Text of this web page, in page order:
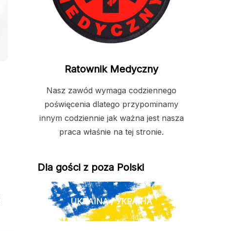
Ratownik Medyczny
Nasz zawód wymaga codziennego
poświęcenia dlatego przypominamy
innym codziennie jak ważna jest nasza
praca właśnie na tej stronie.
Dla gości z poza Polski
UKRAINA / УКРАЇНА